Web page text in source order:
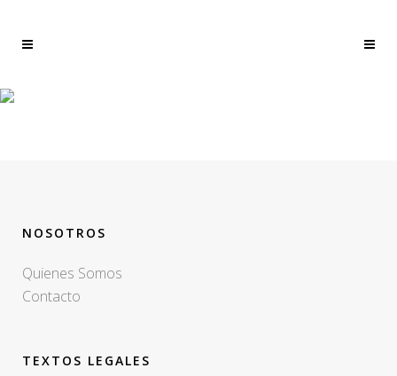
NOSOTROS
Quienes Somos
Contacto
TEXTOS LEGALES